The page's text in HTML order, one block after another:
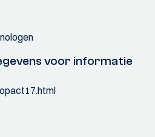
voor informatie